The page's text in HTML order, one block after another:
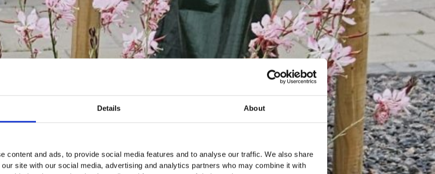
Details About
content and ads, to provide social media features and to analyse our traffic. We also share
site with our social media, advertising and analytics partners who may combine it with